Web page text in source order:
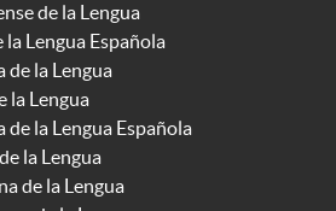
de la Lengua
Lengua Española
de la Lengua
la Lengua
de la Lengua Española
la Lengua
de la Lengua